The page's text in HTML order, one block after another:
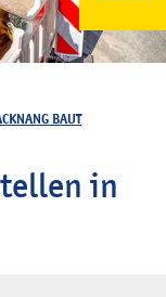
BAUT
in